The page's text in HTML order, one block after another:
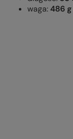
waga:486 g